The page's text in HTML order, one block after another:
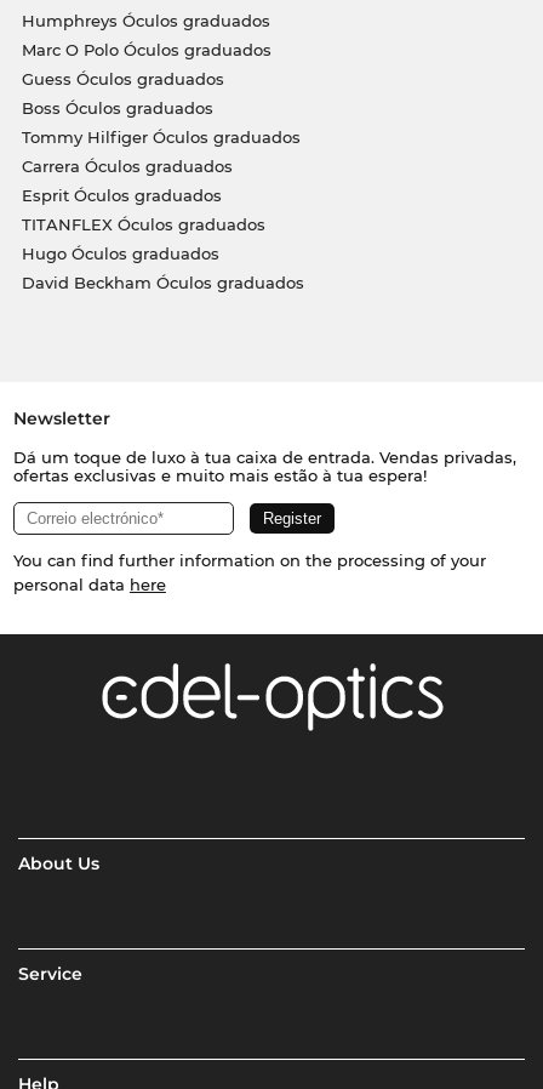
Humphreys Óculos graduados
Marc O Polo Óculos graduados
Guess Óculos graduados
Boss Óculos graduados
Tommy Hilfiger Óculos graduados
Carrera Óculos graduados
Esprit Óculos graduados
TITANFLEX Óculos graduados
Hugo Óculos graduados
David Beckham Óculos graduados
Newsletter
Dá um toque de luxo à tua caixa de entrada. Vendas privadas,
ofertas exclusivas e muito mais estão à tua espera!
You can find further information on the processing of your
personal data here
About Us
Service
Help